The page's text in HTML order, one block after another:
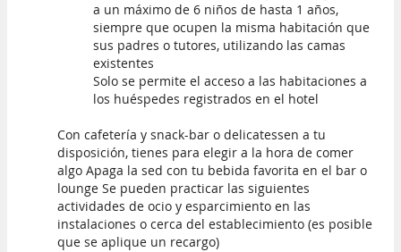
a un máximo de 6 niños de hasta 1 años,
siempre que ocupen la misma habitación que
sus padres o tutores, utilizando las camas
existentes
Solo se permite el acceso a las habitaciones a
los huéspedes registrados en el hotel
Con cafetería y snack-bar o delicatessen a tu
disposición, tienes para elegir a la hora de comer
algo Apaga la sed con tu bebida favorita en el bar o
lounge Se pueden practicar las siguientes
actividades de ocio y esparcimiento en las
instalaciones o cerca del establecimiento (es posible
que se aplique un recargo)